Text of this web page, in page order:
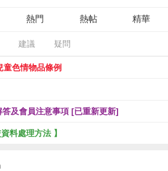
熱門 熱帖 精華
建議 疑問
童色情物品條例
及會員注意事項 [已重新更新]
料處理方法 】